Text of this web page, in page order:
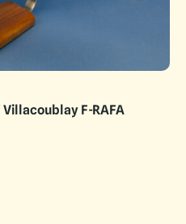
Villacoublay F-RAFA